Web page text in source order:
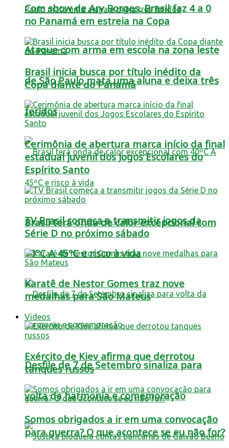
Ataque com arma em escola na zona leste
de São Paulo mata uma aluna e deixa três
feridos
Brasil terá onda de calor excepcional com
40ºC A 45ºC e risco à vida
Desfile de 7 de Setembro sinaliza para
volta da harmonia e comemoração
Com show de Ary Borges, Brasil faz 4 a 0
no Panamá em estreia na Copa
Brasil inicia busca por título inédito da
Copa diante do Panamá
Cerimônia de abertura marca início da final
estadual juvenil dos Jogos Escolares do
Espírito Santo
TV Brasil começa a transmitir jogos da
Série D no próximo sábado
Karatê de Nestor Gomes traz nove
medalhas para São Mateus
Videos
Exército de Kiev afirma que derrotou
tanques russos
Somos obrigados a ir em uma convocação
para guerra? O que acontece se eu não for?